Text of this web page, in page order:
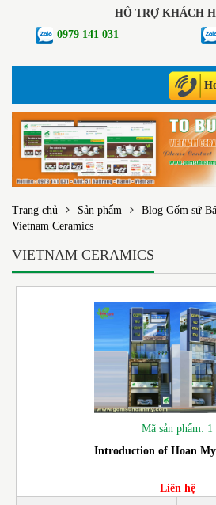
HỖ TRỢ KHÁCH
0979 141 031
Trang chủ Sản phẩm
Blog Gốm sứ
Vietnam Ceramics
VIETNAM CERAMICS
Mã sản phẩm: 1
Introduction of Hoan My
Liên hệ